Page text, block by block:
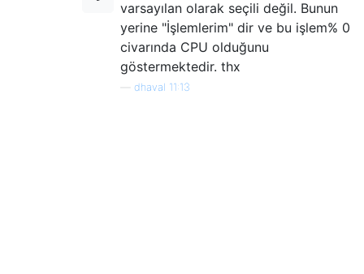
varsayılan olarak seçili değil. Bunun
yerine "İşlemlerim" dir ve bu işlem% 0
civarında CPU olduğunu
göstermektedir. thx
dhaval 11:13